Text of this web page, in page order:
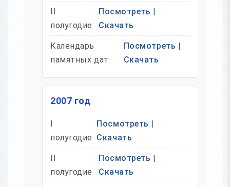
II
полугодие
Посмотреть |
Скачать
Календарь
памятных дат
Посмотреть |
Скачать
2007 год
I
полугодие
Посмотреть |
Скачать
II
полугодие
Посмотреть |
Скачать